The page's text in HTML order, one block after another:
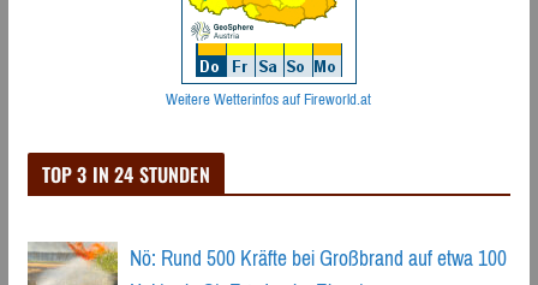
Weitere Wetterinfos auf Fireworld.at
TOP 3 IN 24 STUNDEN
Nö: Rund 500 Kräfte bei Großbrand auf etwa 100